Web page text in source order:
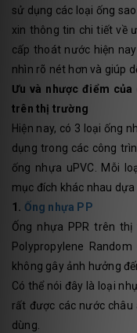
sử dụng các loại ống
xin thông tin chi tiết về
cấp thoát nước hiện
nhìn rõ nét hơn và giúp
Ưu và nhược điểm
trên thị trường
Hiện nay, có 3 loại ống
dụng trong các công
ống nhựa uPVC. Mỗi
mục đích khác nhau
1. Ống nhựa PP
Ống nhựa PPR trên
Polypropylene
không gây ảnh hưởng
Có thể nói đây là loại
rất được các nước
dùng.